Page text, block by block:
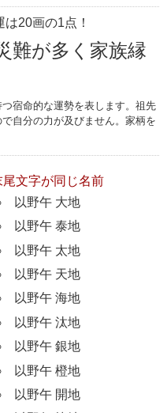
20画の1点！
難が多く家族縁
宿命的な運勢を表します。祖先
自分の力が及びません。家柄を
尾文字が同じ名前
以野午 大地
以野午 泰地
以野午 太地
以野午 天地
以野午 海地
以野午 汰地
以野午 銀地
以野午 橙地
以野午 開地